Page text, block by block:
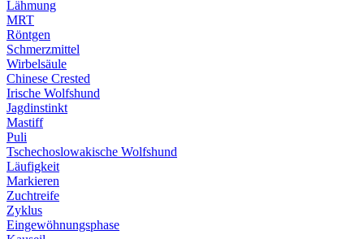
Lähmung
MRT
Röntgen
Schmerzmittel
Wirbelsäule
Chinese Crested
Irische Wolfshund
Jagdinstinkt
Mastiff
Puli
Tschechoslowakische Wolfshund
Läufigkeit
Markieren
Zuchtreife
Zyklus
Eingewöhnungsphase